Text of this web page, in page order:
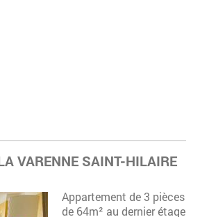
VARENNE SAINT-HILAIRE
Appartement de 3 pièces
de 64m² au dernier étage